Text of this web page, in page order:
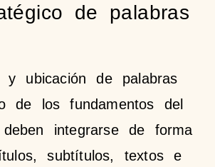
de palabras
y ubicación de palabras
de los fundamentos del
integrarse de forma
subtítulos, textos e